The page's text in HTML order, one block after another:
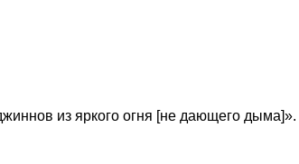
из яркого огня [не дающего